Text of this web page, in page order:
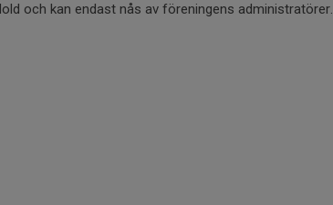
och kan endast nås av föreningens administratörer.